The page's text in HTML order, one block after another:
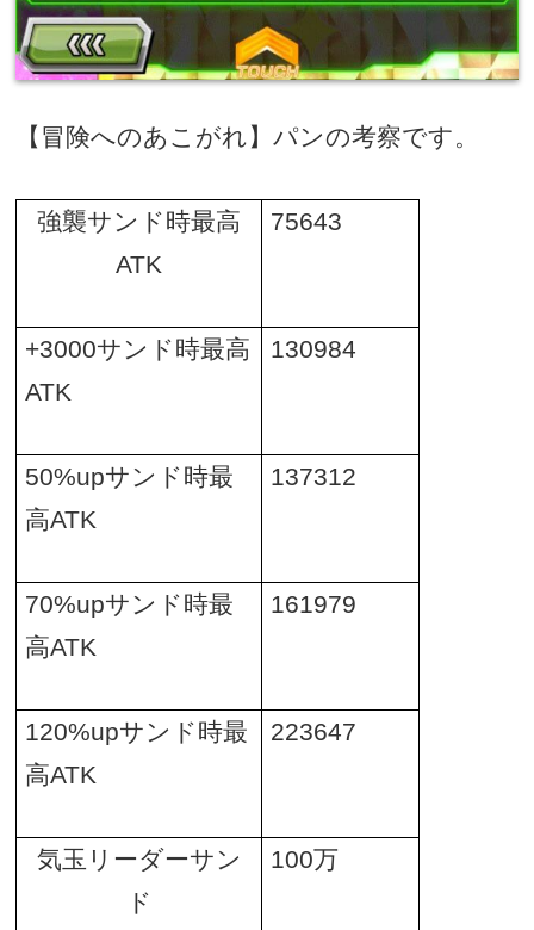
【冒険へのあこがれ】パンの考察です。
強襲サンド時最高
ATK
75643
+3000サンド時最高
ATK
130984
50%upサンド時最
高ATK
137312
70%upサンド時最
高ATK
161979
120%upサンド時最
高ATK
223647
気玉リーダーサン
ド
100万